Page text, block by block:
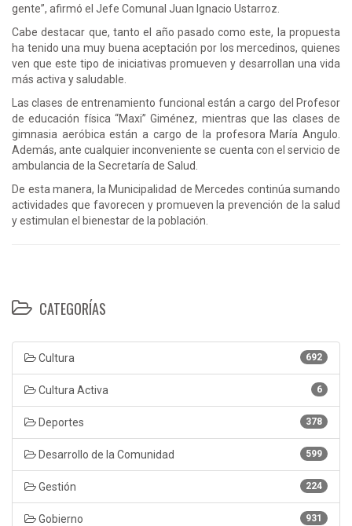
gente”, afirmó el Jefe Comunal Juan Ignacio Ustarroz.
Cabe destacar que, tanto el año pasado como este, la propuesta
ha tenido una muy buena aceptación por los mercedinos, quienes
ven que este tipo de iniciativas promueven y desarrollan una vida
más activa y saludable.
Las clases de entrenamiento funcional están a cargo del Profesor
de educación física “Maxi” Giménez, mientras que las clases de
gimnasia aeróbica están a cargo de la profesora María Angulo.
Además, ante cualquier inconveniente se cuenta con el servicio de
ambulancia de la Secretaría de Salud.
De esta manera, la Municipalidad de Mercedes continúa sumando
actividades que favorecen y promueven la prevención de la salud
y estimulan el bienestar de la población.
CATEGORÍAS
692
Cultura
6
Cultura Activa
378
Deportes
599
Desarrollo de la Comunidad
224
Gestión
931
Gobierno